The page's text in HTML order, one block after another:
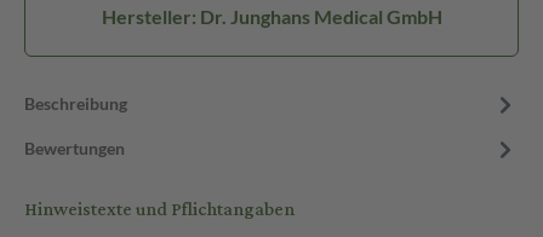
Hersteller: Dr. Junghans Medical GmbH
Beschreibung
Bewertungen
Hinweistexte und Pflichtangaben